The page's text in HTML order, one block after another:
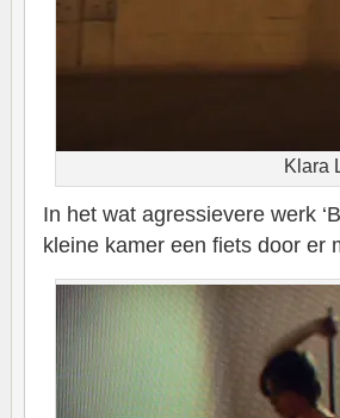
Klara
In het wat agressievere werk
kleine kamer een fiets door er